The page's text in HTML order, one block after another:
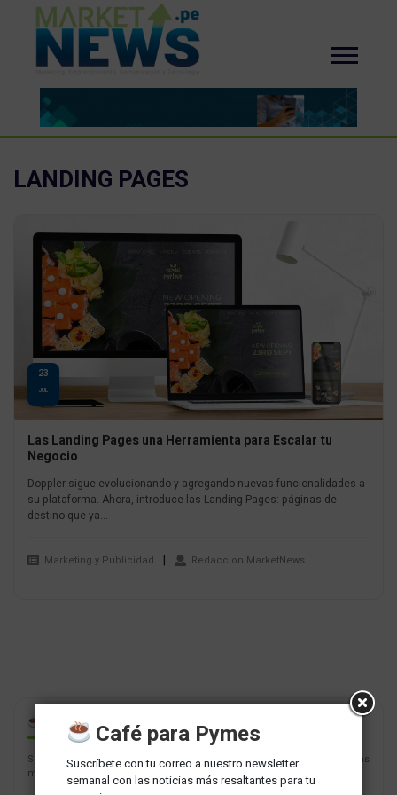
LANDING PAGES
23
JUL
Las Landing Pages una Herramienta para Escalar tu
Negocio
Doppler sigue evolucionando y agregando nuevas funcionalidades a
su plataforma. Ahora, introduce las Landing Pages: páginas de
destino que ya...
Marketing y Publicidad Redaccion MarketNews
CAFÉ PARA PYMES
Suscríbete con tu correo a nuestro newsletter semanal con las noticias
más resaltantes para tu negocio.
Café para Pymes
Suscríbete con tu correo a nuestro newsletter
semanal con las noticias más resaltantes para tu